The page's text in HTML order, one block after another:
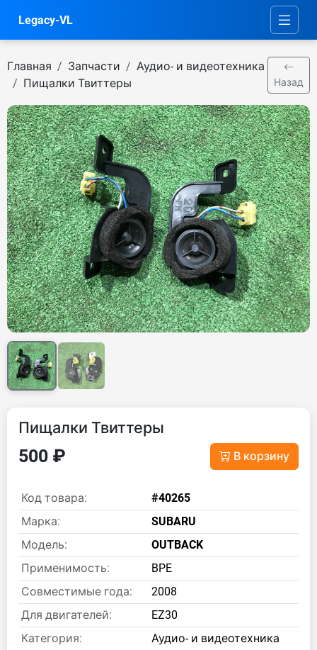
Legacy-VL
Главная Запчасти
Аудио- и видеотехника
Пищалки Твиттеры
Назад
Пищалки Твиттеры
500 ₽ В корзину
Код товара:
#40265
Марка:
SUBARU
Модель:
OUTBACK
Применимость:
BPE
Совместимые года:
2008
Для двигателей:
EZ30
Категория:
Аудио- и видеотехника